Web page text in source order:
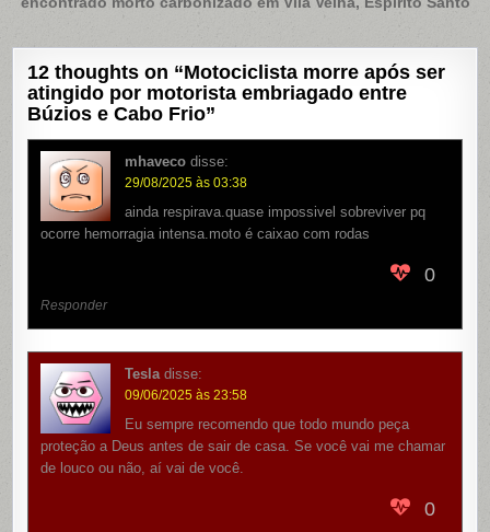
Post
12 thoughts on “Motociclista morre após ser
atingido por motorista embriagado entre
Búzios e Cabo Frio”
mhaveco disse:
29/08/2025 às 03:38
ainda respirava.quase impossivel sobreviver pq
ocorre hemorragia intensa.moto é caixao com rodas
0
Responder
Tesla disse:
09/06/2025 às 23:58
Eu sempre recomendo que todo mundo peça
proteção a Deus antes de sair de casa. Se você vai me chamar
de louco ou não, aí vai de você.
0